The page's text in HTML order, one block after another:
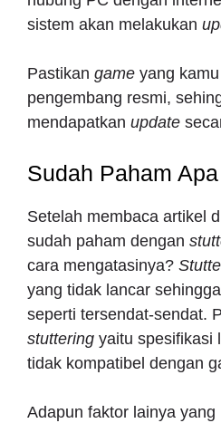
sistem akan melakukan
Pastikan game yang kamu
pengembang resmi,
mendapatkan update
Sudah Paham
Setelah membaca artikel
sudah paham dengan
cara mengatasinya?
yang tidak lancar
seperti tersendat-sendat.
stuttering yaitu spesifikasi
tidak kompatibel dengan
Adapun faktor lainya yang